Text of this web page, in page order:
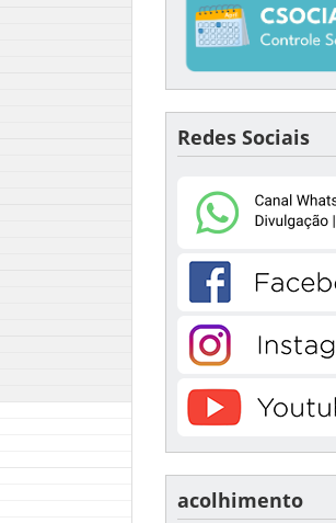
Redes Sociais
acolhimento